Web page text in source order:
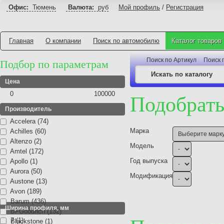
Офис: Тюмень Валюта: руб Мой профиль / Регистрация
Главная О компании Поиск по автомобилю Каталог товаров
Подбор по параметрам
Цена
0 100000
Производитель
Accelera (74)
Achilles (60)
Altenzo (2)
Amtel (172)
Apollo (1)
Aurora (50)
Austone (13)
Avon (189)
Barum (436)
BFGoodrich (132)
Blackstone (1)
Ширина профиля, мм
7 (1)
Поиск по Артикул Поиск
Марка
Модель
Год выпуска
Модификация